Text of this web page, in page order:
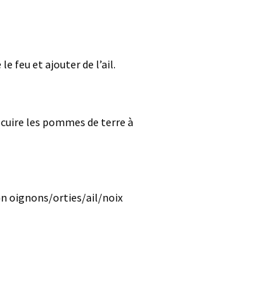
feu et ajouter de l’ail.
les pommes de terre à
oignons/orties/ail/noix